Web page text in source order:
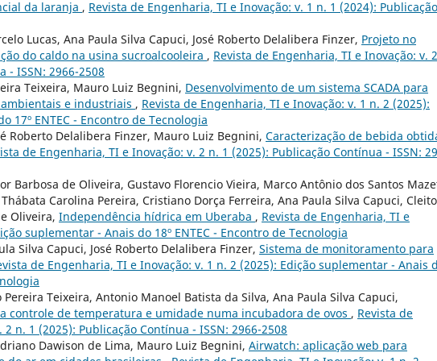
da laranja , Revista de Engenharia, TI e Inovação: v. 1 n. 1 (2024): Publicação
Lucas, Ana Paula Silva Capuci, José Roberto Delalibera Finzer, Projeto no
do caldo na usina sucroalcooleira , Revista de Engenharia, TI e Inovação: v.
- ISSN: 2966-2508
Teixeira, Mauro Luiz Begnini, Desenvolvimento de um sistema SCADA para
e industriais , Revista de Engenharia, TI e Inovação: v. 1 n. 2 (2025):
17º ENTEC - Encontro de Tecnologia
Roberto Delalibera Finzer, Mauro Luiz Begnini, Caracterização de bebida
de Engenharia, TI e Inovação: v. 2 n. 1 (2025): Publicação Contínua - ISSN:
Barbosa de Oliveira, Gustavo Florencio Vieira, Marco Antônio dos Santos
Carolina Pereira, Cristiano Dorça Ferreira, Ana Paula Silva Capuci,
Oliveira, Independência hídrica em Uberaba , Revista de Engenharia, TI e
suplementar - Anais do 18º ENTEC - Encontro de Tecnologia
Silva Capuci, José Roberto Delalibera Finzer, Sistema de monitoramento para
de Engenharia, TI e Inovação: v. 1 n. 2 (2025): Edição suplementar - Anais
Teixeira, Antonio Manoel Batista da Silva, Ana Paula Silva Capuci,
controle de temperatura e umidade numa incubadora de ovos , Revista de
n. 1 (2025): Publicação Contínua - ISSN: 2966-2508
Dawison de Lima, Mauro Luiz Begnini, Airwatch: aplicação web para